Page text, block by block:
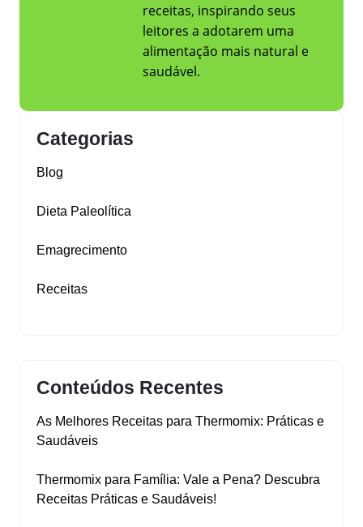
receitas, inspirando seus
leitores a adotarem uma
alimentação mais natural e
saudável.
Categorias
Blog
Dieta Paleolítica
Emagrecimento
Receitas
Conteúdos Recentes
As Melhores Receitas para Thermomix: Práticas e
Saudáveis
Thermomix para Família: Vale a Pena? Descubra
Receitas Práticas e Saudáveis!